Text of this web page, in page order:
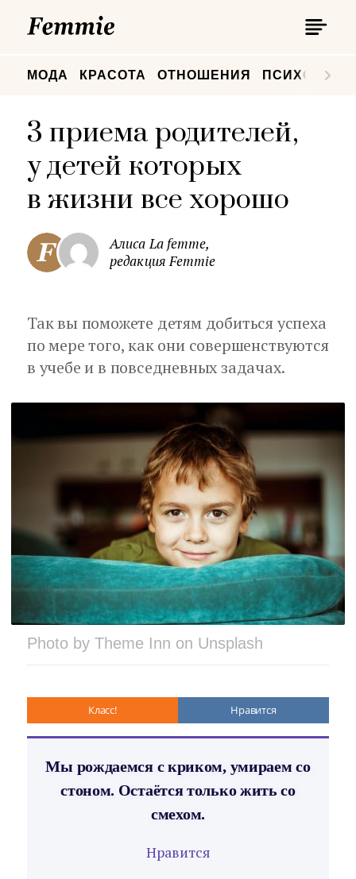
МОДА КРАСОТА ОТНОШЕНИЯ
3 приема родителей,
у детей которых
в жизни все хорошо
Алиса La femme,
редакция Femmie
Так вы поможете детям добиться успеха
по мере того, как они совершенствуются
в учебе и в повседневных задачах.
Photo by Theme Inn on Unsplash
Класс! Нравится
Мы рождаемся с криком, умираем со
стоном. Остаётся только жить со
смехом.
Нравится